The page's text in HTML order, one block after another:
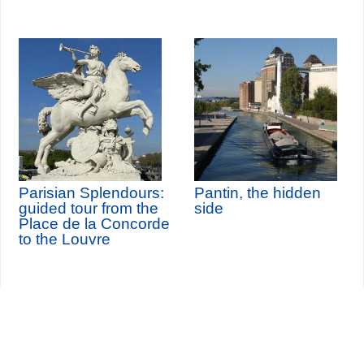
Parisian Splendours:
guided tour from the
Place de la Concorde
to the Louvre
Pantin, the hidden
side